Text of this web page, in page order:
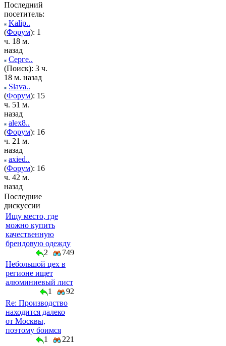
Последний
посетитель:
Kalip..
(Форум): 1
ч. 18 м.
назад
Серге..
(Поиск): 3 ч.
18 м. назад
Slava..
(Форум): 15
ч. 51 м.
назад
alex8..
(Форум): 16
ч. 21 м.
назад
axied..
(Форум): 16
ч. 42 м.
назад
Последние
дискуссии
Ищу место, где
можно купить
качественную
брендовую одежду
2
749
Небольшой цех в
регионе ищет
алюминиевый лист
1
92
Re: Производство
находится далеко
от Москвы,
поэтому боимся
1
221